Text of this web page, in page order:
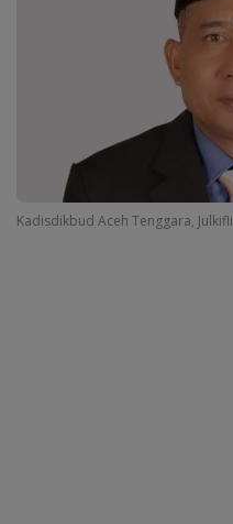
Kadisdikbud Aceh Tenggara, Julkifli